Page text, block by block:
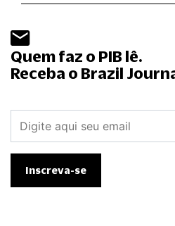
Quem faz o PIB lê.
Receba o Brazil